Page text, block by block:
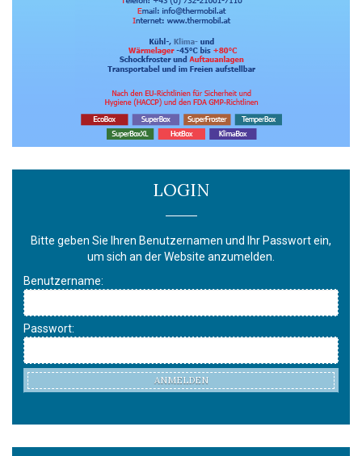
LOGIN
Bitte geben Sie Ihren Benutzernamen und Ihr Passwort ein,
um sich an der Website anzumelden.
Benutzername:
Passwort:
ANMELDEN